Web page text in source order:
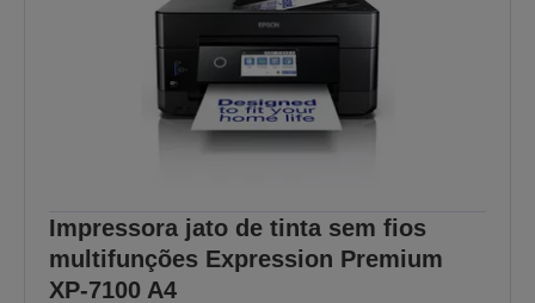
Impressora jato de tinta sem fios
multifunções Expression Premium
XP-7100 A4